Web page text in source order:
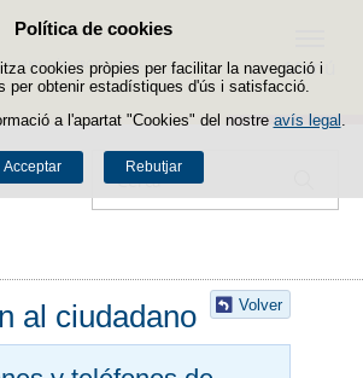
Política de cookies
cookies pròpies per facilitar la navegació i
per obtenir estadístiques d'ús i satisfacció.
a l'apartat "Cookies" del nostre avís legal
Acceptar Rebutjar
Passar al contingut
Cercador
Menú
Volver
al ciudadano